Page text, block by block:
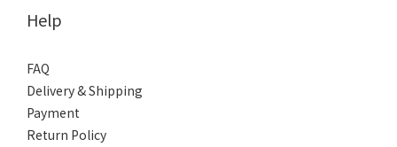
Help
FAQ
Delivery & Shipping
Payment
Return Policy